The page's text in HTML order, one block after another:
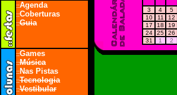
::Agenda
::Coberturas
::Guia
::Games
::Música
::Nas Pistas
::Tecnologia
::Vestibular
3
4 5
10
11 12
17
18 19
24
25 26
31
1 2